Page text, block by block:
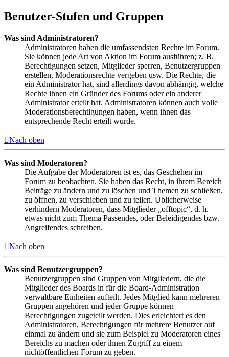
Benutzer-Stufen und Gruppen
Was sind Administratoren?
Administratoren haben die umfassendsten Rechte im Forum.
Sie können jede Art von Aktion im Forum ausführen; z. B.
Berechtigungen setzen, Mitglieder sperren, Benutzergruppen
erstellen, Moderationsrechte vergeben usw. Die Rechte, die
ein Administrator hat, sind allerdings davon abhängig, welche
Rechte ihnen ein Gründer des Forums oder ein anderer
Administrator erteilt hat. Administratoren können auch volle
Moderationsberechtigungen haben, wenn ihnen das
entsprechende Recht erteilt wurde.
Nach oben
Was sind Moderatoren?
Die Aufgabe der Moderatoren ist es, das Geschehen im
Forum zu beobachten. Sie haben das Recht, in ihrem Bereich
Beiträge zu ändern und zu löschen und Themen zu schließen,
zu öffnen, zu verschieben und zu teilen. Üblicherweise
verhindern Moderatoren, dass Mitglieder „offtopic“, d. h.
etwas nicht zum Thema Passendes, oder Beleidigendes bzw.
Angreifendes schreiben.
Nach oben
Was sind Benutzergruppen?
Benutzergruppen sind Gruppen von Mitgliedern, die die
Mitglieder des Boards in für die Board-Administration
verwaltbare Einheiten aufteilt. Jedes Mitglied kann mehreren
Gruppen angehören und jeder Gruppe können
Berechtigungen zugeteilt werden. Dies erleichtert es den
Administratoren, Berechtigungen für mehrere Benutzer auf
einmal zu ändern und sie zum Beispiel zu Moderatoren eines
Bereichs zu machen oder ihnen Zugriff zu einem
nichtöffentlichen Forum zu geben.